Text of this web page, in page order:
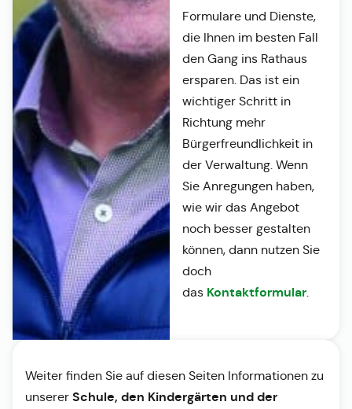
Formulare und Dienste,
die Ihnen im besten Fall
den Gang ins Rathaus
ersparen. Das ist ein
wichtiger Schritt in
Richtung mehr
Bürgerfreundlichkeit in
der Verwaltung. Wenn
Sie Anregungen haben,
wie wir das Angebot
noch besser gestalten
können, dann nutzen Sie
doch
das Kontaktformular.
Weiter finden Sie auf diesen Seiten Informationen zu
unserer Schule, den Kindergärten und der